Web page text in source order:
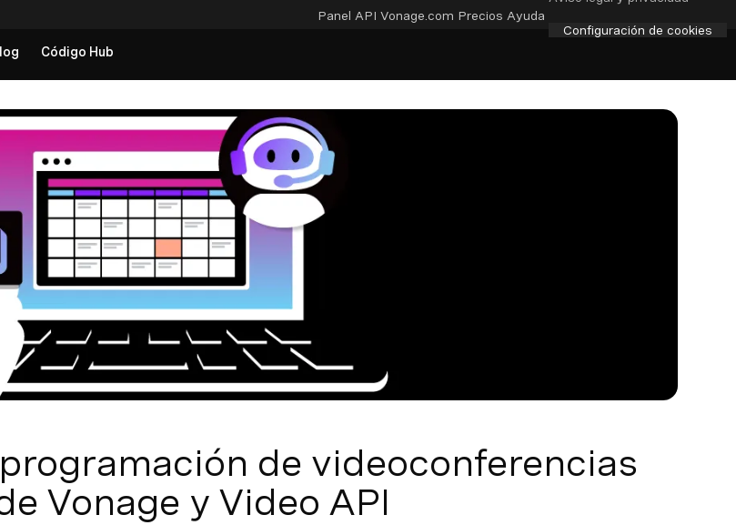
Panel API Vonage.com Precios Ayuda
Configuración de cookies
Código Hub
de videoconferencias
Vonage y Video API